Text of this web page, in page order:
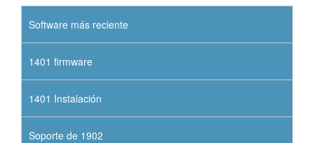
Software más reciente
1401 firmware
1401 Instalación
Soporte de 1902